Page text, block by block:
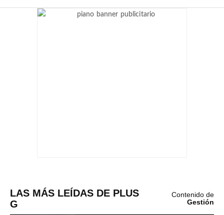
LAS MÁS LEÍDAS DE PLUS
G
Contenido de
Gestión